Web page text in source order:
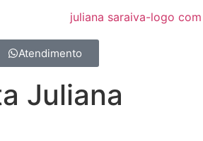
Atendimento
Juliana